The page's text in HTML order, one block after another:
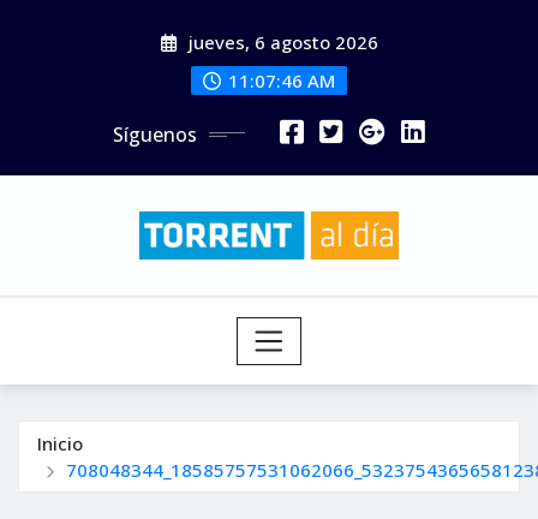
jueves, 6 agosto 2026
11:07:47 AM
Síguenos
Inicio